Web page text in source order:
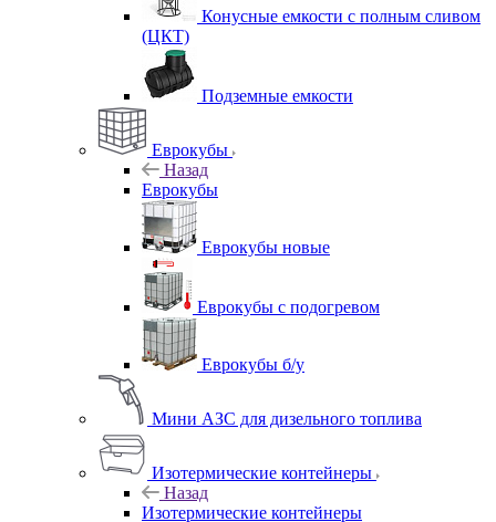
Конусные емкости с полным сливом
(ЦКТ)
Подземные емкости
Еврокубы
Назад
Еврокубы
Еврокубы новые
Еврокубы с подогревом
Еврокубы б/у
Мини АЗС для дизельного топлива
Изотермические контейнеры
Назад
Изотермические контейнеры